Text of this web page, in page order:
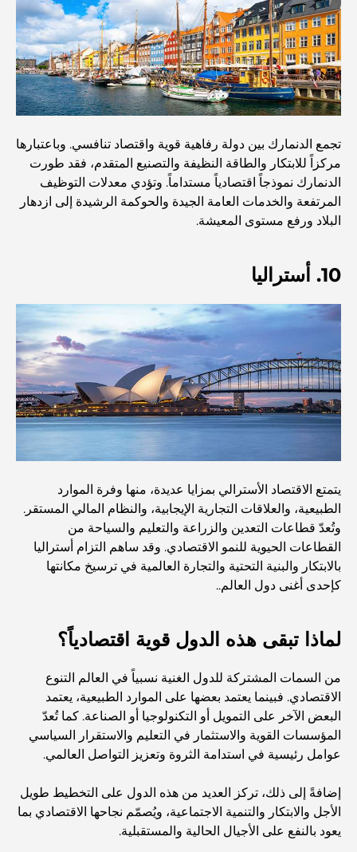
أغلى سيارات تسلا: الابتكار يلتقي بالأداء
مطاعم الوصل: أشهر أماكن تناول الطعام في دبي
أنشطة يمكنك القيام بها مع الأطفال في دبي: دليل عائلي شامل
أفضل إقامة محلية في دبي: أفضل الفنادق والمنتجعات
أفضل المطاعم لتناول غداء عمل في مركز دبي المالي العالمي
العمارة العثمانية: إرث غني من الفن والثقافة والإمبراطورية
كيف تختار مستشارًا ماليًا في دبي؟
أغلى الطائرات الخاصة: نظرة على عالم الرفاهية في عالم
الطيران للمليارديرات
أغلى خواتم الخطوبة في العالم
المدارس الهندية في دبي: الدليل الأمثل للآباء
Exploring The Most Iconic Landmarks In Abu
Dhabi
تجمع الدنمارك بين دولة رفاهية قوية واقتصاد تنافسي. وباعتبارها
مركزاً للابتكار والطاقة النظيفة والتصنيع المتقدم، فقد طورت
الدنمارك نموذجاً اقتصادياً مستداماً. وتؤدي معدلات التوظيف
المرتفعة والخدمات العامة الجيدة والحوكمة الرشيدة إلى ازدهار
البلاد ورفع مستوى المعيشة.
10. أستراليا
يتمتع الاقتصاد الأسترالي بمزايا عديدة، منها وفرة الموارد
الطبيعية، والعلاقات التجارية الإيجابية، والنظام المالي المستقر.
وتُعدّ قطاعات التعدين والزراعة والتعليم والسياحة من
القطاعات الحيوية للنمو الاقتصادي. وقد ساهم التزام أستراليا
بالابتكار والبنية التحتية والتجارة العالمية في ترسيخ مكانتها
كإحدى أغنى دول العالم..
لماذا تبقى هذه الدول قوية اقتصادياً؟
من السمات المشتركة للدول الغنية نسبياً في العالم التنوع
الاقتصادي. فبينما يعتمد بعضها على الموارد الطبيعية، يعتمد
البعض الآخر على التمويل أو التكنولوجيا أو الصناعة. كما تُعدّ
المؤسسات القوية والاستثمار في التعليم والاستقرار السياسي
عوامل رئيسية في استدامة الثروة وتعزيز التواصل العالمي.
إضافةً إلى ذلك، تركز العديد من هذه الدول على التخطيط طويل
الأجل والابتكار والتنمية الاجتماعية، ويُصمّم نجاحها الاقتصادي بما
يعود بالنفع على الأجيال الحالية والمستقبلية.